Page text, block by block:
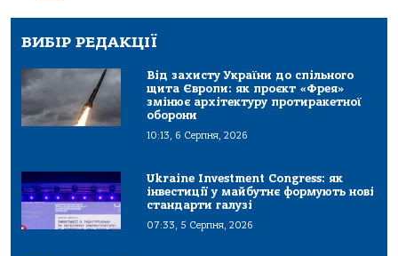
ВИБІР РЕДАКЦІЇ
Від захисту України до спільного
щита Європи: як проєкт «Фрея»
змінює архітектуру протиракетної
оборони
10:13, 6 Серпня, 2026
Ukraine Investment Congress: як
інвестиції у майбутнє формують нові
стандарти галузі
07:33, 5 Серпня, 2026